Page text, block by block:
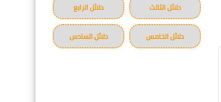
دلائل الثالث دلائل الرابع
دلائل الخامس دلائل السادس